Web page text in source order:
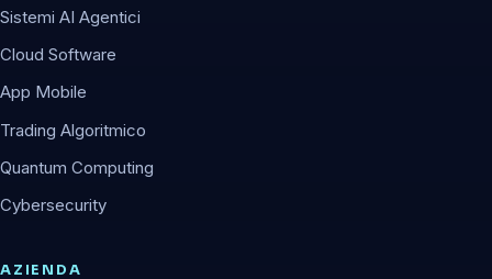
Sistemi AI Agentici
Cloud Software
App Mobile
Trading Algoritmico
Quantum Computing
Cybersecurity
AZIENDA